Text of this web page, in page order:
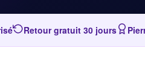
Retour gratuit 30 jours